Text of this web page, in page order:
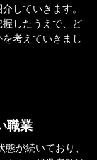
していきます。
したうえで、ど
考えていきまし
職業
が続いており、